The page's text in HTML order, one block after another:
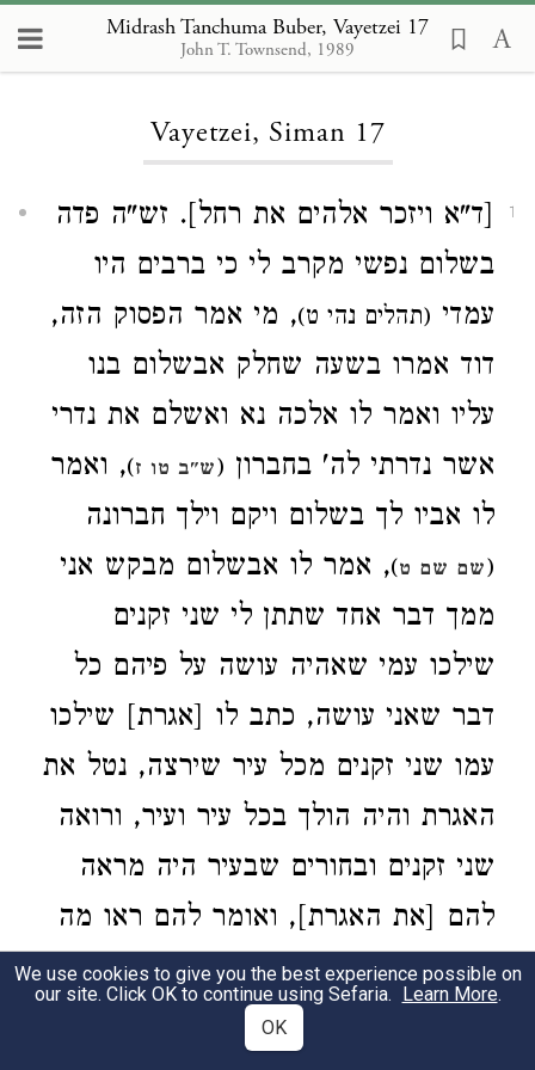
Midrash Tanchuma Buber, Vayetzei 17
John T. Townsend, 1989
Loading...
Vayetzei, Siman 17
1
[ד"א ויזכר אלהים את רחל]. זש"ה פדה
בשלום נפשי מקרב לי כי ברבים היו
עמדי (תהלים נהי ט), מי אמר הפסוק הזה,
דוד אמרו בשעה שחלק אבשלום בנו
עליו ואמר לו אלכה נא ואשלם את נדרי
אשר נדרתי לה' בחברון (ש"ב טו ז), ואמר
לו אביו לך בשלום ויקם וילך חברונה
(שם שם ט), אמר לו אבשלום מבקש אני
ממך דבר אחד שתתן לי שני זקנים
שילכו עמי שאהיה עושה על פיהם כל
דבר שאני עושה, כתב לו [אגרת] שילכו
עמו שני זקנים מכל עיר שירצה, נטל את
האגרת והיה הולך בכל עיר ועיר, ורואה
שני זקנים ובחורים שבעיר היה מראה
להם [את האגרת], ואומר להם ראו מה
כתב לי אבי, אלא בשביל שאני מחבב
אתכם הרבה, אני מבקש אתכם, כך היה
We use cookies to give you the best experience possible on
our site. Click OK to continue using Sefaria. Learn More.
OK